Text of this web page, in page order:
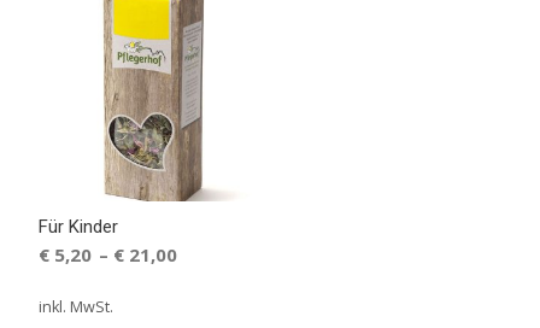
Für Kinder
€ 5,20 – € 21,00
inkl. MwSt.